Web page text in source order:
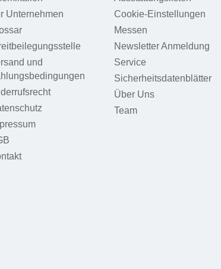
Unternehmen
und
Cookie-Einstellungen
Messen
Newsletter Anmeldung
Service
Sicherheitsdatenblätter
Über Uns
Team